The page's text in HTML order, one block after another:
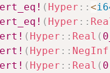
( Hyper :: <
( Hyper ::
( Hyper :: Real (
( Hyper :: NegInf
( Hyper :: Real ( 0